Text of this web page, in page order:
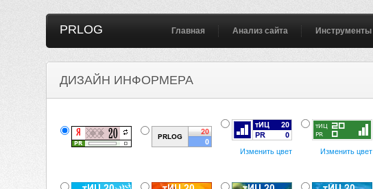
PRLOG Главная Анализ сайта Инструменты
ДИЗАЙН ИНФОРМЕРА
Изменить цвет Изменить цвет